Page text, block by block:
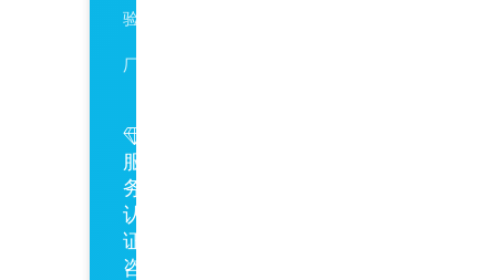
验
厂
服
务
认
证
咨